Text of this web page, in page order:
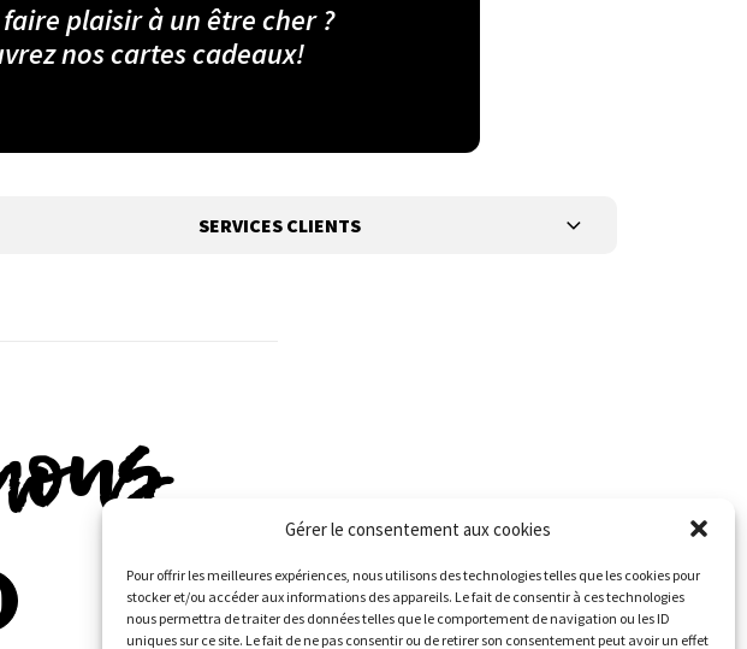
Gérer le consentement aux cookies
Pour offrir les meilleures expériences, nous utilisons des technologies telles que les cookies pour
stocker et/ou accéder aux informations des appareils. Le fait de consentir à ces technologies
nous permettra de traiter des données telles que le comportement de navigation ou les ID
uniques sur ce site. Le fait de ne pas consentir ou de retirer son consentement peut avoir un effet
plaisir à un être cher ?
nos cartes cadeaux!
SERVICES CLIENTS